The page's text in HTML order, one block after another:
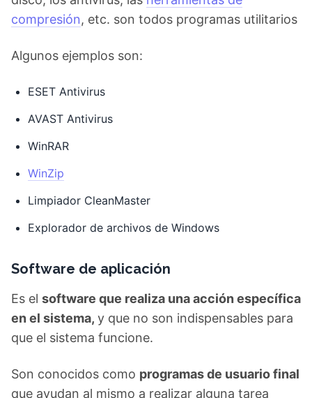
compresión
, etc. son todos programas utilitarios
Algunos ejemplos son:
Software de aplicación
software que realiza una acción específica
en el sistema,
y que no son indispensables para
que el sistema funcione.
Son conocidos como
programas de usuario final
que ayudan al mismo a realizar alguna tarea